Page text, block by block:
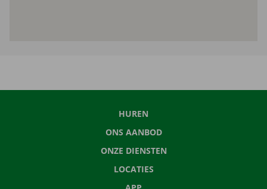
HUREN
ONS AANBOD
ONZE DIENSTEN
LOCATIES